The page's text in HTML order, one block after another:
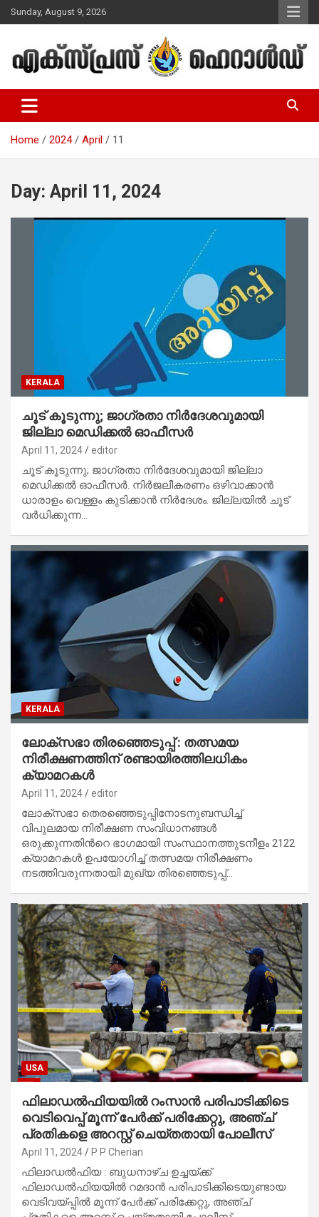
Skip
to
Sunday, August 9, 2026
Express Herald – Malayalam
Christian News
Home 2024 April 11
Day: April 11, 2024
KERALA
ചൂട് കൂടുന്നു; ജാഗ്രതാ നിർദേശവുമായി
ജില്ലാ മെഡിക്കൽ ഓഫീസർ
April 11, 2024 editor
ചൂട് കൂടുന്നു; ജാഗ്രതാ നിർദേശവുമായി ജില്ലാ
മെഡിക്കൽ ഓഫീസർ. നിർജലീകരണം ഒഴിവാക്കാൻ
ധാരാളം വെള്ളം കുടിക്കാൻ നിർദേശം. ജില്ലയിൽ ചൂട്
വർധിക്കുന്ന…
KERALA
ലോക്‌സഭാ തിരഞ്ഞെടുപ്പ് : തത്സമയ
നിരീക്ഷണത്തിന് രണ്ടായിരത്തിലധികം
ക്യാമറകൾ
April 11, 2024 editor
ലോക്‌സഭാ തെരഞ്ഞെടുപ്പിനോടനുബന്ധിച്ച്
വിപുലമായ നിരീക്ഷണ സംവിധാനങ്ങൾ
ഒരുക്കുന്നതിൻറെ ഭാഗമായി സംസ്ഥാനത്തുടനീളം 2122
ക്യാമറകൾ ഉപയോഗിച്ച് തത്സമയ നിരീക്ഷണം
നടത്തിവരുന്നതായി മുഖ്യ തിരഞ്ഞെടുപ്പ്…
USA
ഫിലാഡൽഫിയയിൽ റംസാൻ പരിപാടിക്കിടെ
വെടിവെപ്പ് മൂന്ന് പേർക്ക് പരിക്കേറ്റു, അഞ്ച്
പ്രതികളെ അറസ്റ്റ് ചെയ്തതായി പോലീസ്
April 11, 2024 P P Cherian
ഫിലാഡൽഫിയ : ബുധനാഴ്ച ഉച്ചയ്ക്ക്
ഫിലാഡൽഫിയയിൽ റമദാൻ പരിപാടിക്കിടെയുണ്ടായ
വെടിവയ്പ്പിൽ മൂന്ന് പേർക്ക് പരിക്കേറ്റു, അഞ്ച്